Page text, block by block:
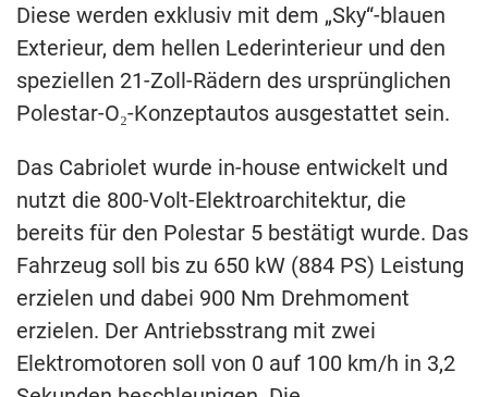
Diese werden exklusiv mit dem „Sky“-blauen
Exterieur, dem hellen Lederinterieur und den
speziellen 21-Zoll-Rädern des ursprünglichen
Polestar-O₂-Konzeptautos ausgestattet sein.
Das Cabriolet wurde in-house entwickelt und
nutzt die 800-Volt-Elektroarchitektur, die
bereits für den Polestar 5 bestätigt wurde. Das
Fahrzeug soll bis zu 650 kW (884 PS) Leistung
erzielen und dabei 900 Nm Drehmoment
erzielen. Der Antriebsstrang mit zwei
Elektromotoren soll von 0 auf 100 km/h in 3,2